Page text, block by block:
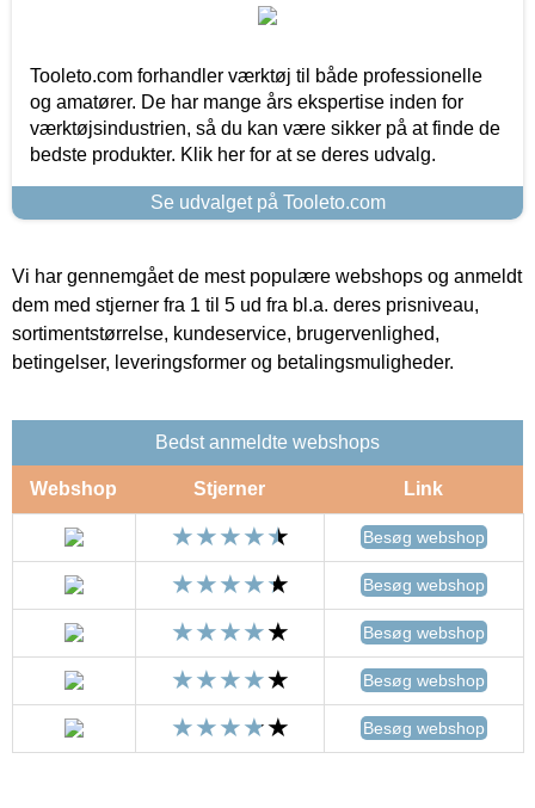
Tooleto.com forhandler værktøj til både professionelle
og amatører. De har mange års ekspertise inden for
værktøjsindustrien, så du kan være sikker på at finde de
bedste produkter. Klik her for at se deres udvalg.
Se udvalget på Tooleto.com
Vi har gennemgået de mest populære webshops og anmeldt
dem med stjerner fra 1 til 5 ud fra bl.a. deres prisniveau,
sortimentstørrelse, kundeservice, brugervenlighed,
betingelser, leveringsformer og betalingsmuligheder.
Bedst anmeldte webshops
Webshop Stjerner Link
Besøg webshop
Besøg webshop
Besøg webshop
Besøg webshop
Besøg webshop